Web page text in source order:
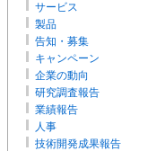
サービス
製品
告知・募集
キャンペーン
企業の動向
研究調査報告
業績報告
人事
技術開発成果報告